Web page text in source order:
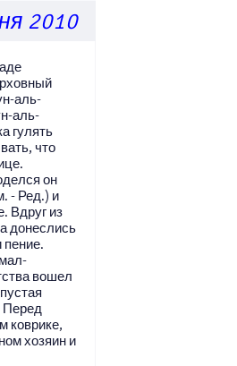
2010
аль-
аль-
гулять
что
он
- Ред.) и
Вдруг из
донеслись
пение.
вошел
Перед
коврике,
хозяин и